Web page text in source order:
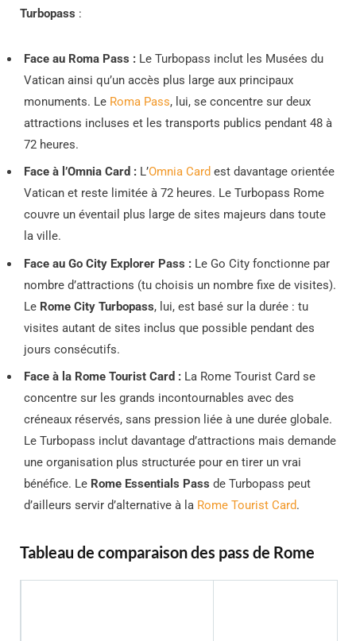
Turbopass :
Face au Roma Pass : Le Turbopass inclut les Musées du
Vatican ainsi qu’un accès plus large aux principaux
monuments. Le Roma Pass, lui, se concentre sur deux
attractions incluses et les transports publics pendant 48 à
72 heures.
Face à l’Omnia Card : L’Omnia Card est davantage orientée
Vatican et reste limitée à 72 heures. Le Turbopass Rome
couvre un éventail plus large de sites majeurs dans toute
la ville.
Face au Go City Explorer Pass : Le Go City fonctionne par
nombre d’attractions (tu choisis un nombre fixe de visites).
Le Rome City Turbopass, lui, est basé sur la durée : tu
visites autant de sites inclus que possible pendant des
jours consécutifs.
Face à la Rome Tourist Card : La Rome Tourist Card se
concentre sur les grands incontournables avec des
créneaux réservés, sans pression liée à une durée globale.
Le Turbopass inclut davantage d’attractions mais demande
une organisation plus structurée pour en tirer un vrai
bénéfice. Le Rome Essentials Pass de Turbopass peut
d’ailleurs servir d’alternative à la Rome Tourist Card.
Tableau de comparaison des pass de Rome